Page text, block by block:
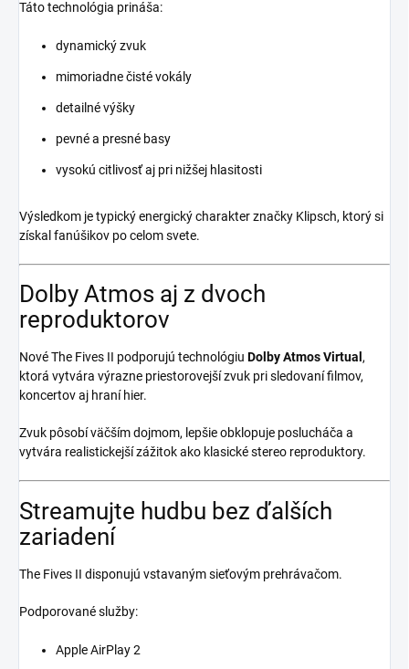
Táto technológia prináša:
dynamický zvuk
mimoriadne čisté vokály
detailné výšky
pevné a presné basy
vysokú citlivosť aj pri nižšej hlasitosti
Výsledkom je typický energický charakter značky Klipsch, ktorý si
získal fanúšikov po celom svete.
Dolby Atmos aj z dvoch
reproduktorov
Nové The Fives II podporujú technológiu Dolby Atmos Virtual ,
ktorá vytvára výrazne priestorovejší zvuk pri sledovaní filmov,
koncertov aj hraní hier.
Zvuk pôsobí väčším dojmom, lepšie obklopuje poslucháča a
vytvára realistickejší zážitok ako klasické stereo reproduktory.
Streamujte hudbu bez ďalších
zariadení
The Fives II disponujú vstavaným sieťovým prehrávačom.
Podporované služby:
Apple AirPlay 2